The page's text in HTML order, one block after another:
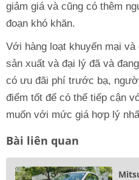
giảm giá và cũng có thêm
đoạn khó khăn.
Với hàng loạt khuyến mại
sản xuất và đại lý đã và
có ưu đãi phí trước bạ,
điểm tốt để có thể tiếp cận
muốn với mức giá hợp lý
Bài liên quan